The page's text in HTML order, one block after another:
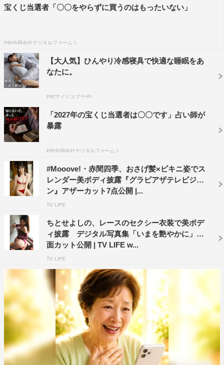
宝くじ当選者「〇〇をやらずに買うのはもったいない」
PR(合同会社デジタルファーム )
【大人気】ひんやり冷感寝具で快適な睡眠をあ
なたに。
PR(アイリスプラザ)
「2027年の宝くじ当選者は〇〇です」占い師が
暴露
PR(合同会社デジタルファーム )
#Mooove!・赤間四季、おさげ髪×ビキニ姿でス
レンダー美ボディ披露『グラビアザテレビジョ
ン』アザーカット7点公開 |...
TV LIFE
ちとせよしの、レースのセクシー衣装で美ボデ
ィ披露 デジタル写真集「いまを艶やかに」誌
面カット公開 | TV LIFE w...
TV LIFE